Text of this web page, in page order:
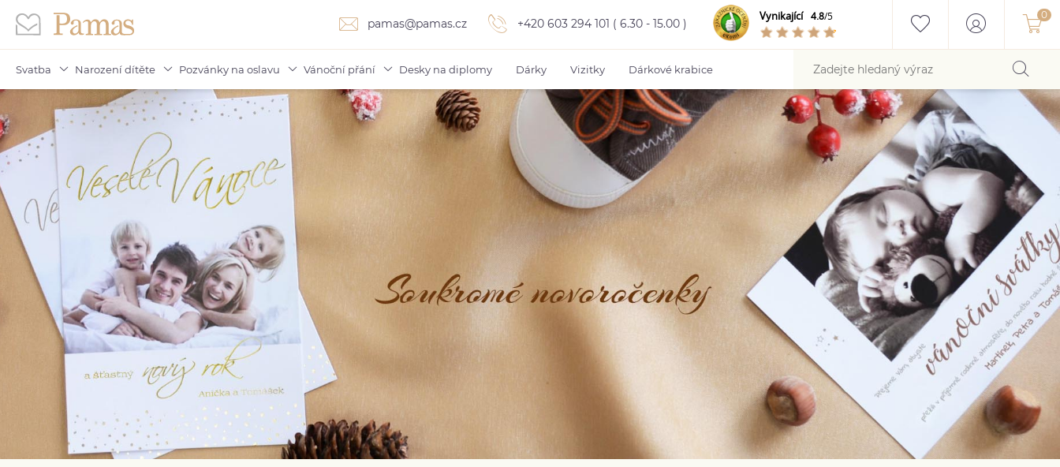
pamas@pamas.cz +420 603 294 101 ( 6.30 - 15.00 )
Vynikající 4.8/5
Svatba Narození dítěte Pozvánky na oslavu Vánoční přání Desky na diplomy Dárky Vizitky Dárkové krabice